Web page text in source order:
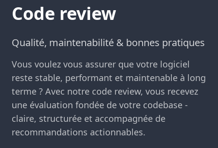
Code review
Qualité, maintenabilité & bonnes pratiques
Vous voulez vous assurer que votre logiciel
reste stable, performant et maintenable à long
terme ? Avec notre code review, vous recevez
une évaluation fondée de votre codebase -
claire, structurée et accompagnée de
recommandations actionnables.